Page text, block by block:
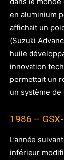
en aluminium
affichait un
(Suzuki
huile
innovation
permettait un
un système de
1986 –
L’année
inférieur